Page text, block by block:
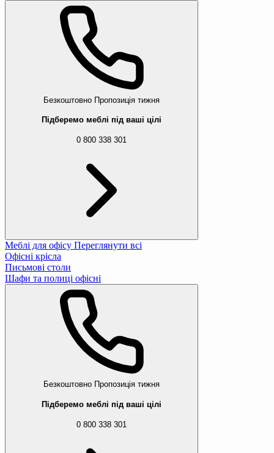
Безкоштовно Пропозиція тижня
Підберемо меблі під ваші цілі
0 800 338 301
Меблі для офісу Переглянути всі
Офісні крісла
Письмові столи
Шафи та полиці офісні
Безкоштовно Пропозиція тижня
Підберемо меблі під ваші цілі
0 800 338 301